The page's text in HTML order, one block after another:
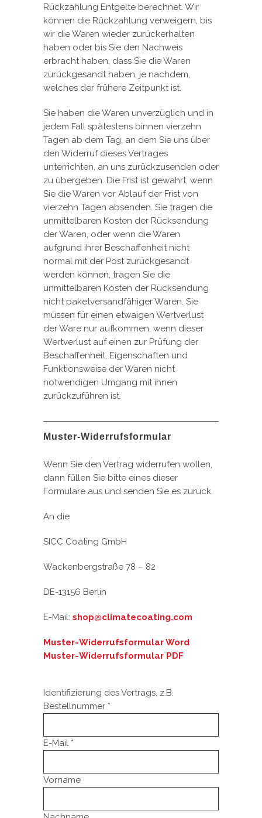
Rückzahlung Entgelte berechnet. Wir
können die Rückzahlung verweigern, bis
wir die Waren wieder zurückerhalten
haben oder bis Sie den Nachweis
erbracht haben, dass Sie die Waren
zurückgesandt haben, je nachdem,
welches der frühere Zeitpunkt ist.
Sie haben die Waren unverzüglich und in
jedem Fall spätestens binnen vierzehn
Tagen ab dem Tag, an dem Sie uns über
den Widerruf dieses Vertrages
unterrichten, an uns zurückzusenden oder
zu übergeben. Die Frist ist gewahrt, wenn
Sie die Waren vor Ablauf der Frist von
vierzehn Tagen absenden. Sie tragen die
unmittelbaren Kosten der Rücksendung
der Waren, oder wenn die Waren
aufgrund ihrer Beschaffenheit nicht
normal mit der Post zurückgesandt
werden können, tragen Sie die
unmittelbaren Kosten der Rücksendung
nicht paketversandfähiger Waren. Sie
müssen für einen etwaigen Wertverlust
der Ware nur aufkommen, wenn dieser
Wertverlust auf einen zur Prüfung der
Beschaffenheit, Eigenschaften und
Funktionsweise der Waren nicht
notwendigen Umgang mit ihnen
zurückzuführen ist.
Muster-Widerrufsformular
Wenn Sie den Vertrag widerrufen wollen,
dann füllen Sie bitte eines dieser
Formulare aus und senden Sie es zurück.
An die
SICC Coating GmbH
Wackenbergstraße 78 – 82
DE-13156 Berlin
E-Mail: shop@climatecoating.com
Muster-Widerrufsformular Word
Muster-Widerrufsformular PDF
Identifizierung des Vertrags, z.B.
Bestellnummer *
E-Mail *
E-
Vorname